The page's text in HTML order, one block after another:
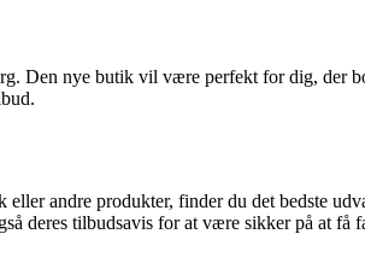
Den nye butik vil være perfekt for dig, der
andre produkter, finder du det bedste
deres tilbudsavis for at være sikker på at få